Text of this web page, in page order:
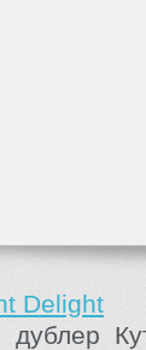
Delight